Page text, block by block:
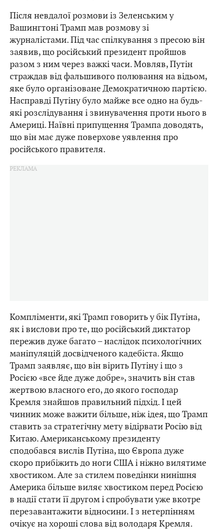
Після невдалої розмови із Зеленським у
Вашингтоні Трамп мав розмову зі
журналістами. Під час спілкування з пресою він
заявив, що російський президент пройшов
разом з ним через важкі часи. Мовляв, Путін
страждав від фальшивого полювання на відьом,
яке було організоване Демократичною партією.
Насправді Путіну було майже все одно на будь-
які розслідування і звинувачення проти нього в
Америці. Наївні припущення Трампа доводять,
що він має дуже поверхове уявлення про
російського правителя.
Компліменти, які Трамп говорить у бік Путіна,
як і вислови про те, що російський диктатор
пережив дуже багато – наслідок психологічних
маніпуляцій досвідченого кадебіста. Якщо
Трамп заявляє, що він вірить Путіну і що з
Росією «все йде дуже добре», значить він став
жертвою власного его, до якого господар
Кремля знайшов правильний підхід. І цей
чинник може важити більше, ніж ідея, що Трамп
ставить за стратегічну мету відірвати Росію від
Китаю. Американському президенту
сподобався вислів Путіна, що Європа дуже
скоро прибіжить до ноги США і ніжно вилятиме
хвостиком. Але за стилем поведінки нинішня
Америка більше виляє хвостиком перед Росією
в надії стати її другом і спробувати уже вкотре
перезавантажити відносини. І з нетерпінням
очікує на хороші слова від володаря Кремля.